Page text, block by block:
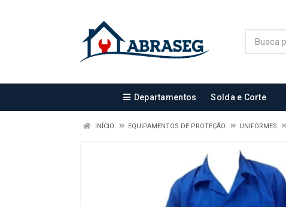
Departamentos Solda e Corte
INÍCIO EQUIPAMENTOS DE PROTEÇÃO UNIFORMES